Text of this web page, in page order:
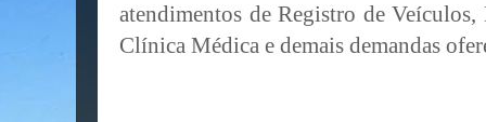
atendimentos de Registro de
Clínica Médica e demais demandas